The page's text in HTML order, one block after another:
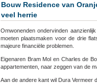
Bouw Residence van
veel herrie
Omwonenden ondervinden
moeten plaatsmaken voor de drie
majeure financiële problemen.
Eigenaren Bram Mol en Charles de
appartementen, naar zeggen van de
Aan de andere kant wil Dura Vermeer